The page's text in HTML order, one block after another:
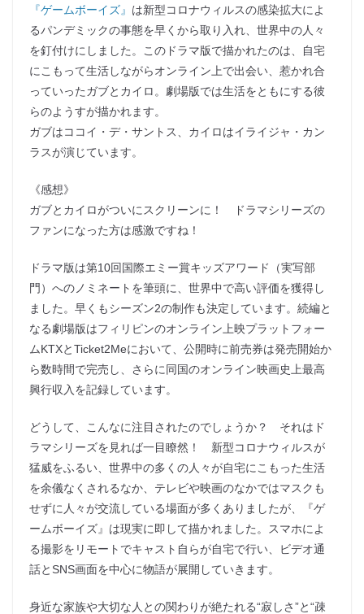
『ゲームボーイズ』 は新型コロナウィルスの感染拡大によ
るパンデミックの事態を早くから取り入れ、世界中の人々
を釘付けにしました。このドラマ版で描かれたのは、自宅
にこもって生活しながらオンライン上で出会い、惹かれ合
っていったガブとカイロ。劇場版では生活をともにする彼
らのようすが描かれます。
ガブはココイ・デ・サントス、カイロはイライジャ・カン
ラスが演じています。
《感想》
ガブとカイロがついにスクリーンに！ ドラマシリーズの
ファンになった方は感激ですね！
ドラマ版は第10回国際エミー賞キッズアワード（実写部
門）へのノミネートを筆頭に、世界中で高い評価を獲得し
ました。早くもシーズン2の制作も決定しています。続編と
なる劇場版はフィリピンのオンライン上映プラットフォー
ムKTXとTicket2Meにおいて、公開時に前売券は発売開始か
ら数時間で完売し、さらに同国のオンライン映画史上最高
興行収入を記録しています。
どうして、こんなに注目されたのでしょうか？ それはド
ラマシリーズを見れば一目瞭然！ 新型コロナウィルスが
猛威をふるい、世界中の多くの人々が自宅にこもった生活
を余儀なくされるなか、テレビや映画のなかではマスクも
せずに人々が交流している場面が多くありましたが、『ゲ
ームボーイズ』は現実に即して描かれました。スマホによ
る撮影をリモートでキャスト自らが自宅で行い、ビデオ通
話とSNS画面を中心に物語が展開していきます。
身近な家族や大切な人との関わりが絶たれる“寂しさ”と“疎